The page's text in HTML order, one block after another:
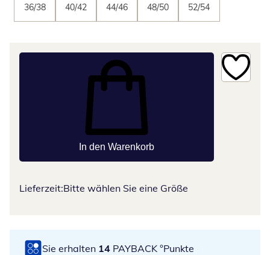
36/38 40/42 44/46 48/50 52/54
In den Warenkorb
Lieferzeit:Bitte wählen Sie eine Größe
Sie erhalten 14 PAYBACK °Punkte